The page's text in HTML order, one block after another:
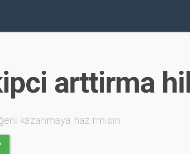
arttirma
kazanmaya hazırmısın